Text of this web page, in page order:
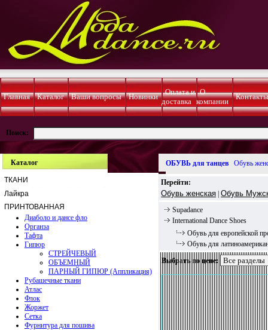
Главная Каталог Ваши вопросы Новинки
Оплата и
доставка
О
компании
Контакты
Поиск:
Каталог
ТКАНИ
Лайкра
ПРИНТОВАННАЯ
Диаболо и дансе фло
Органза
Тафта
Гипюр
СТРЕЙЧЕВЫЙ
ОБЪЕМНЫЙ
ПАРНЫЙ ГИПЮР (Аппликация)
Рубашечные ткани
Атлас
Флок
Жоржет
Сетка
Фурнитура для пошива
ОБУВЬ для танцев Обувь
Перейти:
Обувь женская Обувь
Supadance
International Dance Shoes
Обувь для европейской
Обувь для
Выбрать по цене: